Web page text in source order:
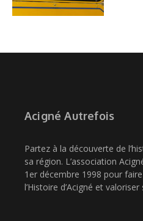
Acigné Autrefois
Partez à la découverte de
sa région. L’association
1er décembre 1998 pour
l’Histoire d’Acigné et